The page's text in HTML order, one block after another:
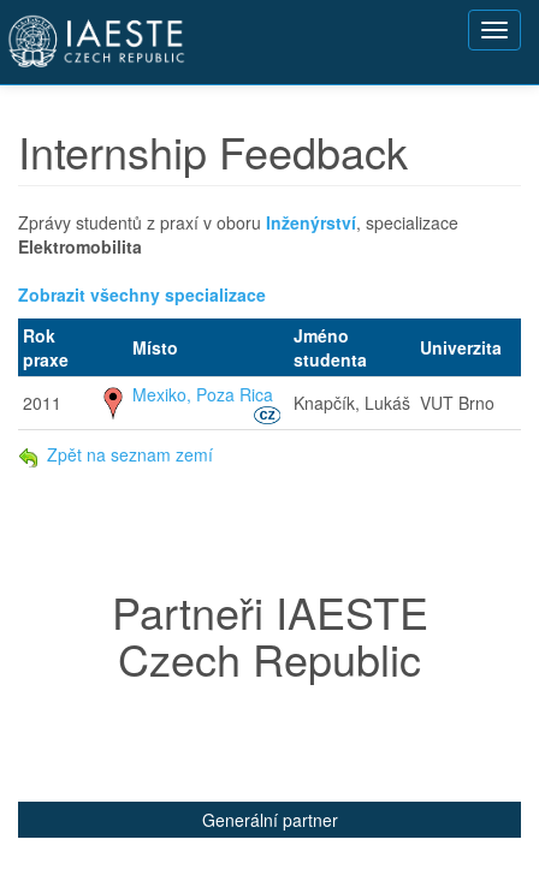
Přejít
hlavnímu
obsahu
Internship Feedback
Zprávy studentů z praxí v oboru Inženýrství, specializace
Elektromobilita
Zobrazit všechny specializace
Rok
praxe
Místo
Jméno
studenta
Univerzita
2011 Mexiko, Poza Rica Knapčík, Lukáš VUT Brno
Zpět na seznam zemí
Partneři IAESTE
Czech Republic
Generální partner